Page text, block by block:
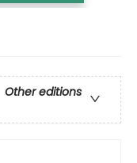
Other editions